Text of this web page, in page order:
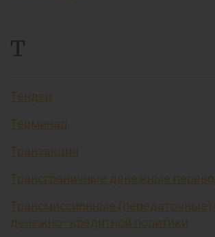
Т
Тендер
Терминал
Транзакция
Трансграничные денежные
Трансмиссионные (передаточные)
денежно–кредитной политики